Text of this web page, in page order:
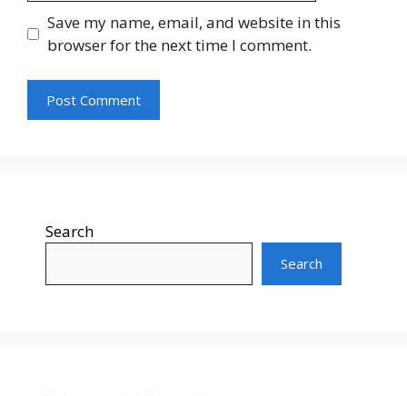
Save my name, email, and website in this
browser for the next time I comment.
Search
Search